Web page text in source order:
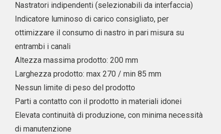
Nastratori indipendenti (selezionabili da interfaccia)
Indicatore luminoso di carico consigliato, per
ottimizzare il consumo di nastro in pari misura su
entrambi i canali
Altezza massima prodotto: 200 mm
Larghezza prodotto: max 270 / min 85 mm
Nessun limite di peso del prodotto
Parti a contatto con il prodotto in materiali idonei
Elevata continuità di produzione, con minima necessità
di manutenzione